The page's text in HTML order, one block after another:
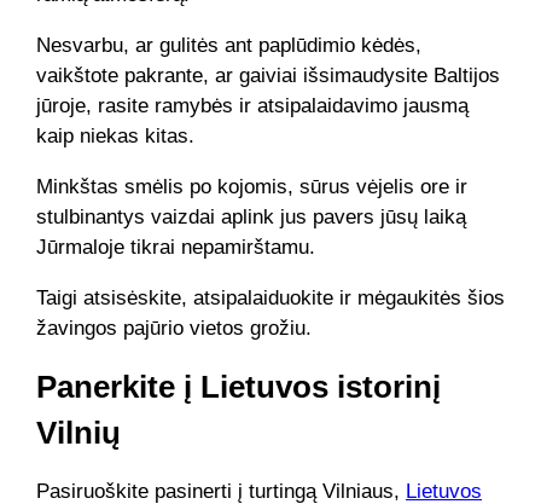
Nesvarbu, ar gulitės ant paplūdimio kėdės,
vaikštote pakrante, ar gaiviai išsimaudysite Baltijos
jūroje, rasite ramybės ir atsipalaidavimo jausmą
kaip niekas kitas.
Minkštas smėlis po kojomis, sūrus vėjelis ore ir
stulbinantys vaizdai aplink jus pavers jūsų laiką
Jūrmaloje tikrai nepamirštamu.
Taigi atsisėskite, atsipalaiduokite ir mėgaukitės šios
žavingos pajūrio vietos grožiu.
Panerkite į Lietuvos istorinį
Vilnių
Pasiruoškite pasinerti į turtingą Vilniaus, Lietuvos